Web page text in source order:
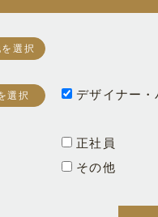
選択
選択 デザイナー・
正社員
その他